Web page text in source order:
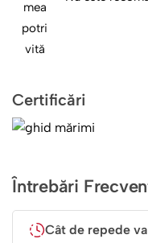
Certificări
Întrebări
Cât de repede